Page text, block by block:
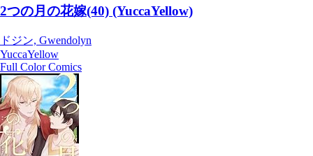
2つの月の花嫁(40) (YuccaYellow)
ドジン, Gwendolyn
YuccaYellow
Full Color Comics